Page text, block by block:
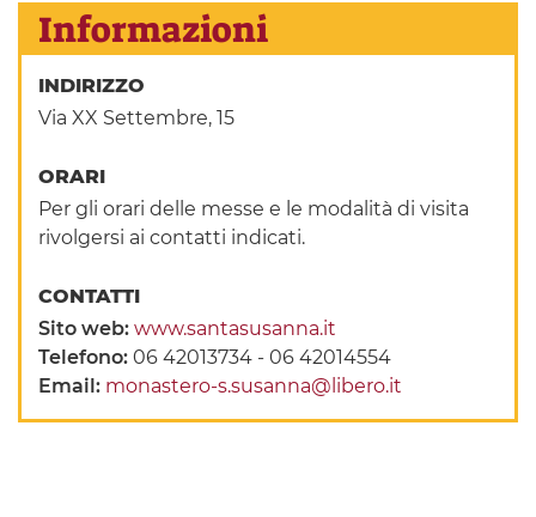
Informazioni
INDIRIZZO
Via XX Settembre, 15
ORARI
Per gli orari delle messe e le modalità di visita
rivolgersi ai contatti indicati.
CONTATTI
Sito web:www.santasusanna.it
Telefono:06 42013734 - 06 42014554
Email: monastero-s.susanna@libero.it